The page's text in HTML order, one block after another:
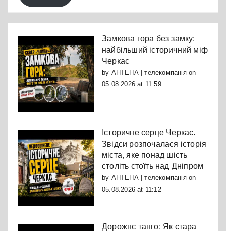
Замкова гора без замку:
найбільший історичний міф
Черкас
by АНТЕНА | телекомпаніяon
05.08.2026 at 11:59
Історичне серце Черкас.
Звідси розпочалася історія
міста, яке понад шість
століть стоїть над Дніпром
by АНТЕНА | телекомпаніяon
05.08.2026 at 11:12
Дорожнє танго: Як стара